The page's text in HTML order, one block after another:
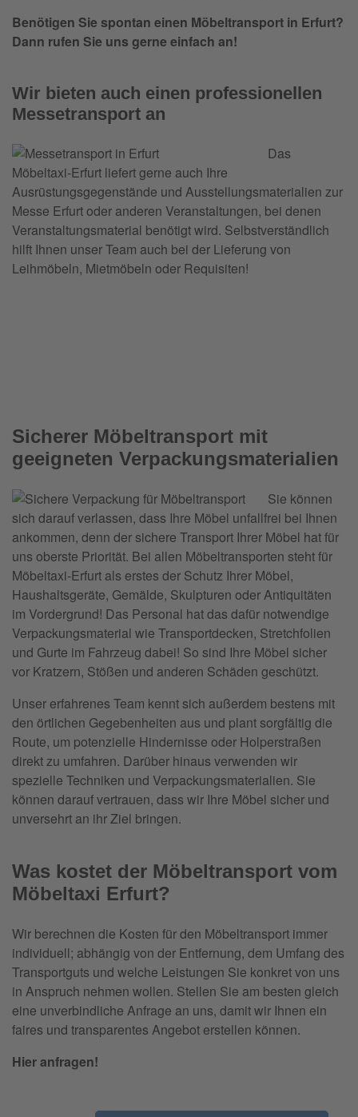
Benötigen Sie spontan einen Möbeltransport in Erfurt?
Dann rufen Sie uns gerne einfach an!
Wir bieten auch einen professionellen
Messetransport an
Das
Möbeltaxi-Erfurt liefert gerne auch Ihre
Ausrüstungsgegenstände und Ausstellungsmaterialien zur
Messe Erfurt oder anderen Veranstaltungen, bei denen
Veranstaltungsmaterial benötigt wird. Selbstverständlich
hilft Ihnen unser Team auch bei der Lieferung von
Leihmöbeln, Mietmöbeln oder Requisiten!
Sicherer Möbeltransport mit
geeigneten Verpackungsmaterialien
Sie können
sich darauf verlassen, dass Ihre Möbel unfallfrei bei Ihnen
ankommen, denn der sichere Transport Ihrer Möbel hat für
uns oberste Priorität. Bei allen Möbeltransporten steht für
Möbeltaxi-Erfurt als erstes der Schutz Ihrer Möbel,
Haushaltsgeräte, Gemälde, Skulpturen oder Antiquitäten
im Vordergrund! Das Personal hat das dafür notwendige
Verpackungsmaterial wie Transportdecken, Stretchfolien
und Gurte im Fahrzeug dabei! So sind Ihre Möbel sicher
vor Kratzern, Stößen und anderen Schäden geschützt.
Unser erfahrenes Team kennt sich außerdem bestens mit
den örtlichen Gegebenheiten aus und plant sorgfältig die
Route, um potenzielle Hindernisse oder Holperstraßen
direkt zu umfahren. Darüber hinaus verwenden wir
spezielle Techniken und Verpackungsmaterialien. Sie
können darauf vertrauen, dass wir Ihre Möbel sicher und
unversehrt an ihr Ziel bringen.
Was kostet der Möbeltransport vom
Möbeltaxi Erfurt?
Wir berechnen die Kosten für den Möbeltransport immer
individuell; abhängig von der Entfernung, dem Umfang des
Transportguts und welche Leistungen Sie konkret von uns
in Anspruch nehmen wollen. Stellen Sie am besten gleich
eine unverbindliche Anfrage an uns, damit wir Ihnen ein
faires und transparentes Angebot erstellen können.
Hier anfragen!